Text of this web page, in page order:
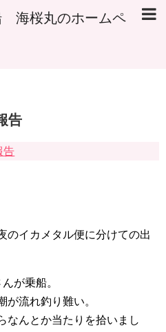
海桜丸のホームペ
告
告
のイカメタル便に分けての出
が乗船。
が流れ釣り難い。
なんとか当たりを拾いまし